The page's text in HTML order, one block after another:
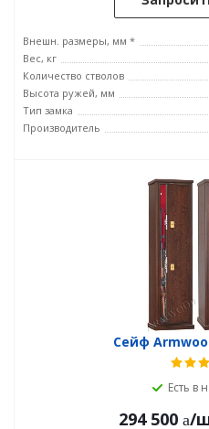
Внешн. размеры, мм *
Вес, кг
Количество стволов
Высота ружей, мм
Тип замка
Производитель
Сейф
Есть в
294 500 /